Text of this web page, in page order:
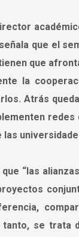
que el
que
la
Atrás
“las
se trata